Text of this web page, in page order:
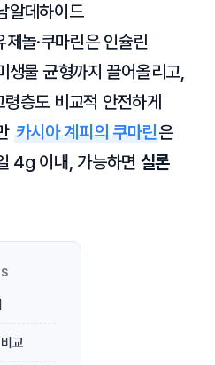
알데하이드
제놀·쿠마린은 인슐린
생물 균형까지 끌어올리고,
층도 비교적 안전하게
카시아 계피의 쿠마린은
4g 이내, 가능하면 실론
교